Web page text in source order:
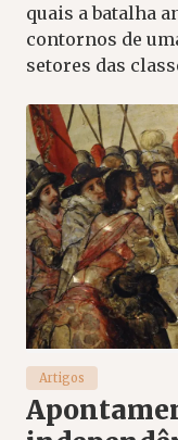
quais a batalha
contornos de
setores das
Artigos